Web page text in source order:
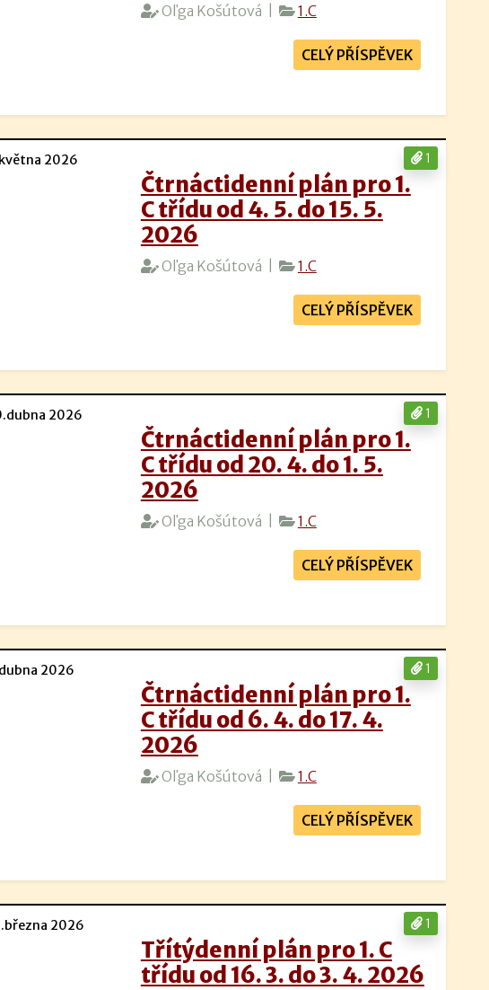
Oľga Košútová | 1.C
CELÝ PŘÍSPĚVEK
1
2026
Čtrnáctidenní plán pro 1.
C třídu od 4. 5. do 15. 5.
2026
Oľga Košútová | 1.C
CELÝ PŘÍSPĚVEK
1
2026
Čtrnáctidenní plán pro 1.
C třídu od 20. 4. do 1. 5.
2026
Oľga Košútová | 1.C
CELÝ PŘÍSPĚVEK
1
2026
Čtrnáctidenní plán pro 1.
C třídu od 6. 4. do 17. 4.
2026
Oľga Košútová | 1.C
CELÝ PŘÍSPĚVEK
1
2026
Třítýdenní plán pro 1. C
třídu od 16. 3. do 3. 4. 2026